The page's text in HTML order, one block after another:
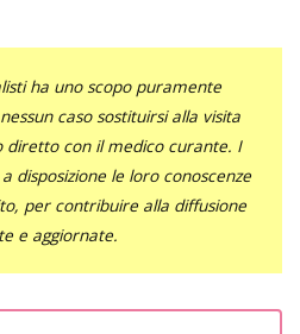
ha uno scopo puramente
caso sostituirsi alla visita
diretto con il medico curante. I
disposizione le loro conoscenze
per contribuire alla diffusione
e aggiornate.